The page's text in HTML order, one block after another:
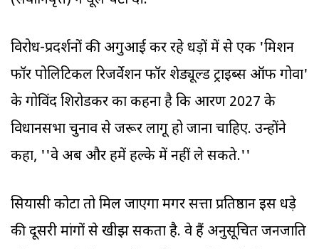
विरोध-प्रदर्शनों की अगुआई कर रहे धड़ों में से एक 'मिशन
फॉर पोलिटिकल रिजर्वेशन फॉर शेड्यूल्ड ट्राइब्स ऑफ गोवा'
के गोविंद शिरोडकर का कहना है कि आरक्षण 2027 के
विधानसभा चुनाव से जरूर लागू हो जाना चाहिए. उन्होंने
कहा, ''वे अब और हमें हल्के में नहीं ले सकते.''
सियासी कोटा तो मिल जाएगा मगर सत्ता प्रतिष्ठान इस धड़े
की दूसरी मांगों से खीझ सकता है. वे हैं अनुसूचित जनजाति